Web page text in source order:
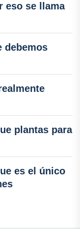
eso se llama
debemos
plantas para
es el único